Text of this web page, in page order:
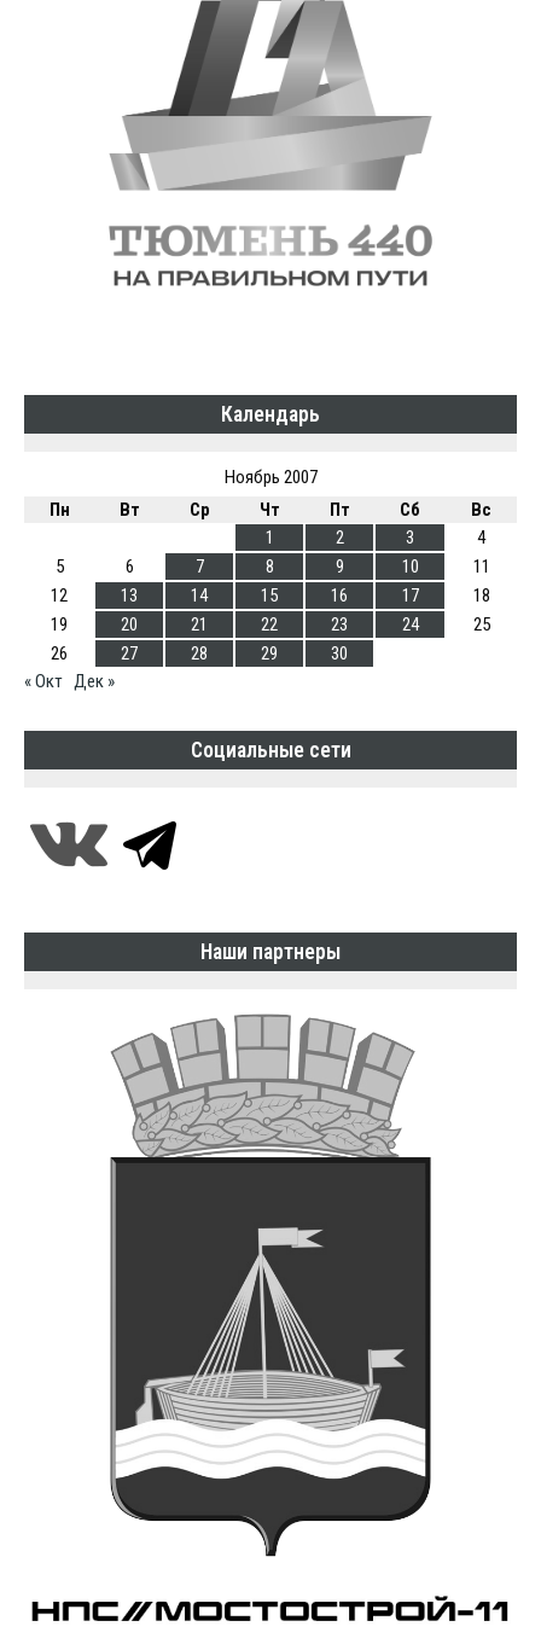
Календарь
Ноябрь 2007
Пн
Вт Ср Чт Пт Сб
Вс
1
2 3
4
5
6 7 8 9 10
11
12
13 14 15 16 17
18
19
20 21 22 23 24
25
26
27 28 29
30
« Окт Дек »
Социальные сети
Наши партнеры